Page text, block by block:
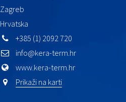
Zagreb
Hrvatska
+385 (1) 2092 720
info@kera-term.hr
www.kera-term.hr
Prikaži na karti